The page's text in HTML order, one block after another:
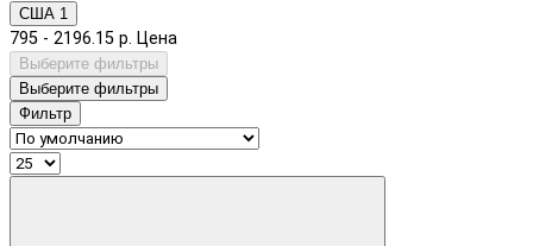
США 1
795 - 2196.15 р. Цена
Выберите фильтры
Выберите фильтры
Фильтр